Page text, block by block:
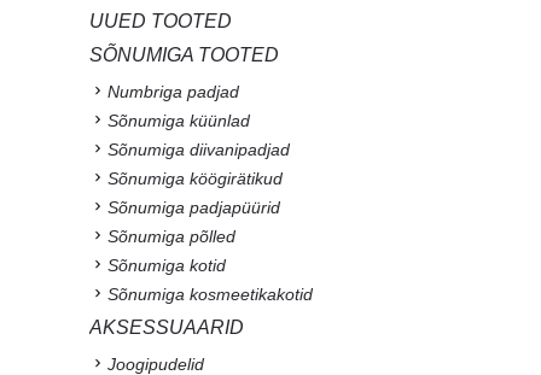
UUED TOOTED
SÕNUMIGA TOOTED
Numbriga padjad
Sõnumiga küünlad
Sõnumiga diivanipadjad
Sõnumiga köögirätikud
Sõnumiga padjapüürid
Sõnumiga põlled
Sõnumiga kotid
Sõnumiga kosmeetikakotid
AKSESSUAARID
Joogipudelid